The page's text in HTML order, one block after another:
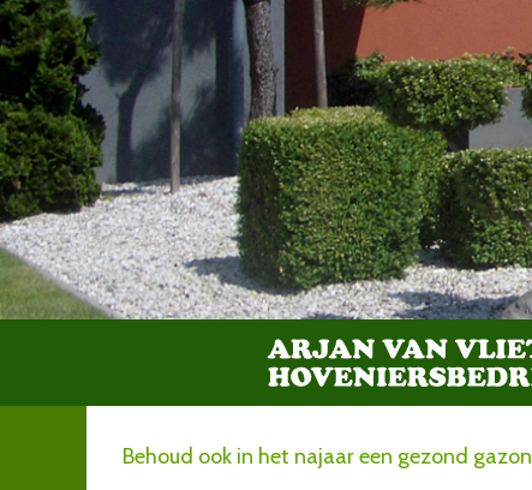
Behoud ook in het najaar een gezond gazon